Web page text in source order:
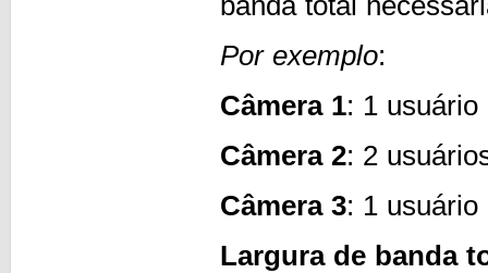
Por exemplo:
Câmera 1: 1
Câmera 2: 2
Câmera 3: 1
Largura de banda